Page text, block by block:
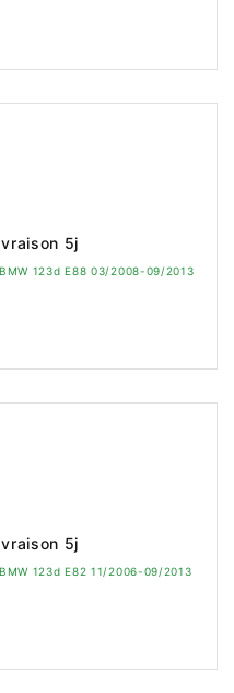
5j
123d E88 03/2008-09/2013
5j
123d E82 11/2006-09/2013